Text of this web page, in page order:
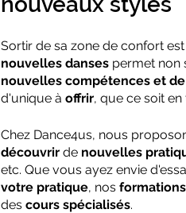
Sortir de sa zone de confort
nouvelles danses permet non
nouvelles compétences et
d'unique à offrir, que ce soit
Chez Dance4us, nous
découvrir de nouvelles
etc. Que vous ayez envie
votre pratique, nos
des cours spécialisés.